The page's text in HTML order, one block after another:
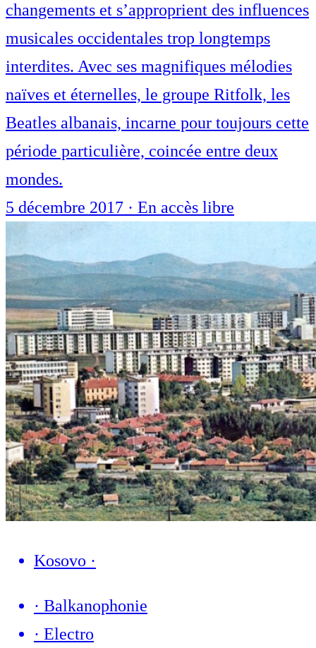
changements et s’approprient des influences
musicales occidentales trop longtemps
interdites. Avec ses magnifiques mélodies
naïves et éternelles, le groupe Ritfolk, les
Beatles albanais, incarne pour toujours cette
période particulière, coincée entre deux
mondes.
5 décembre 2017 · En accès libre
Kosovo ·
· Balkanophonie
· Electro